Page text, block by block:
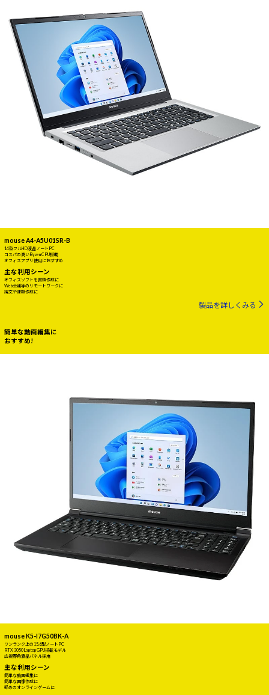
mouse A4-A5U01SR-B
14型フルHD液晶ノートPC
コスパの高いRyzen CPU搭載
オフィスアプリ使用におすすめ
主な利用シーン
オフィスソフトを書類作成に
Web会議等のリモートワークに
論文や課題作成に
製品を詳しくみる
簡単な動画編集に
おすすめ!
mouse K5-I7G50BK-A
ワンランク上の15.6型ノートPC
RTX 3050 Laptop GPU搭載モデル
広視野角液晶パネル採用
主な利用シーン
簡単な動画編集に
簡単な画像作成に
軽めのオンラインゲームに